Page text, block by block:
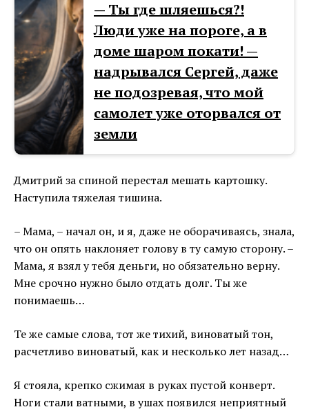
— Ты где шляешься?!
Люди уже на пороге, а в
доме шаром покати! —
надрывался Сергей, даже
не подозревая, что мой
самолет уже оторвался от
земли
Дмитрий за спиной перестал мешать картошку.
Наступила тяжелая тишина.
– Мама, – начал он, и я, даже не оборачиваясь, знала,
что он опять наклоняет голову в ту самую сторону. –
Мама, я взял у тебя деньги, но обязательно верну.
Мне срочно нужно было отдать долг. Ты же
понимаешь…
Те же самые слова, тот же тихий, виноватый тон,
расчетливо виноватый, как и несколько лет назад…
Я стояла, крепко сжимая в руках пустой конверт.
Ноги стали ватными, в ушах появился неприятный